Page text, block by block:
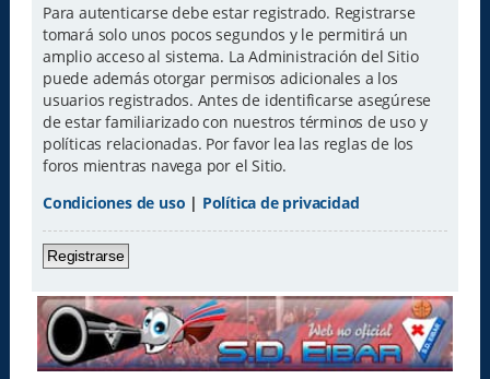
Para autenticarse debe estar registrado. Registrarse
tomará solo unos pocos segundos y le permitirá un
amplio acceso al sistema. La Administración del Sitio
puede además otorgar permisos adicionales a los
usuarios registrados. Antes de identificarse asegúrese
de estar familiarizado con nuestros términos de uso y
políticas relacionadas. Por favor lea las reglas de los
foros mientras navega por el Sitio.
Condiciones de uso | Política de privacidad
Registrarse